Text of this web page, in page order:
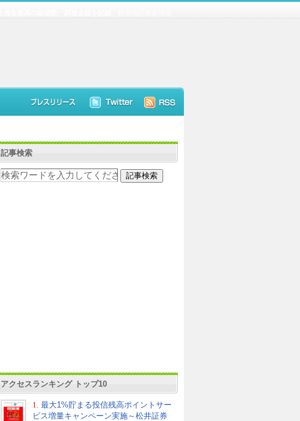
記事検索
アクセスランキング トップ10
1.
最大1%貯まる投信残高ポイントサー
ビス増量キャンペーン実施～松井証券